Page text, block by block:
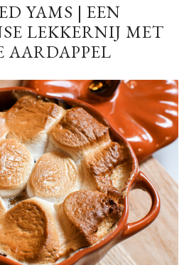
YAMS | EEN
LEKKERNIJ MET
AARDAPPEL